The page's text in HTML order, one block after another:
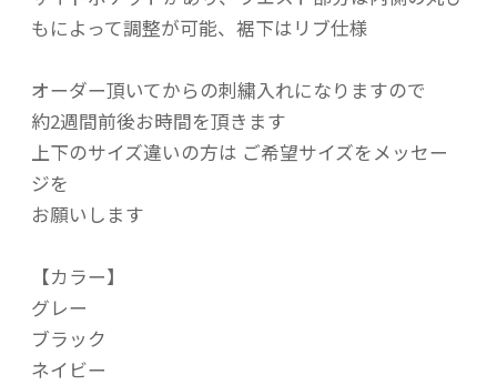
もによって調整が可能、裾下はリブ仕様
オーダー頂いてからの刺繍入れになりますので
約2週間前後お時間を頂きます
上下のサイズ違いの方は ご希望サイズをメッセー
ジを
お願いします
【カラー】
グレー
ブラック
ネイビー